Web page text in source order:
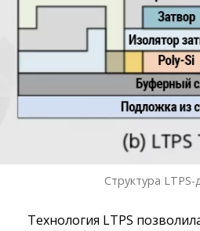
Структура LTPS-
Технология LTPS